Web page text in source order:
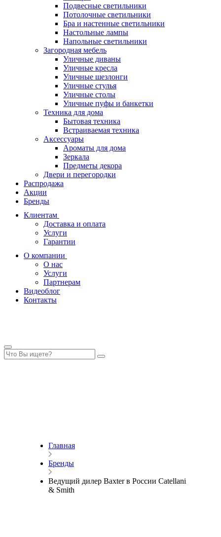
Подвесные светильники
Потолочные светильники
Бра и настенные светильники
Настольные лампы
Напольные светильники
Загородная мебель
Уличные диваны
Уличные кресла
Уличные шезлонги
Уличные стулья
Уличные столы
Уличные пуфы и банкетки
Техника для дома
Бытовая техника
Встраиваемая техника
Аксессуары
Ароматы для дома
Зеркала
Предметы декора
Двери и перегородки
Распродажа
Акции
Бренды
Клиентам
Доставка и оплата
Услуги
Гарантии
О компании
О нас
Услуги
Партнерам
Видеоблог
Контакты
Главная
Бренды
Ведущий дилер Baxter в России Catellani
& Smith